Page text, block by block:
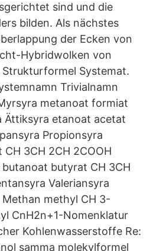
sind und die
bilden. Als nächstes
der Ecken von
Hybridwolken von
Systemat.
Trivialnamn
metanoat formiat
Ättiksyra etanoat acetat
Propionsyra
3CH 2CH 2COOH
butyrat CH 3CH
Valeriansyra
methyl CH 3-
CnH2n+1-Nomenklatur
Kohlenwasserstoffe Re:
samma molekylformel